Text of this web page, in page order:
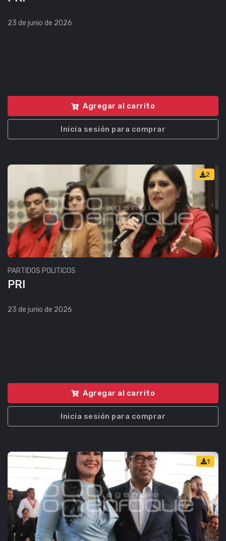
23 de junio de 2026
Agregar al carrito
Inicia sesión para comprar
2
PARTIDOS POLITICOS
PRI
23 de junio de 2026
Agregar al carrito
Inicia sesión para comprar
1